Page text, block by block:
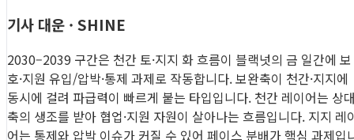
기사 대운 · SHINE
2030–2039 구간은 천간 토·지지 화 흐름이 블랙넛의 금 일간에 보
호·지원 유입/압박·통제 과제로 작동합니다. 보완축이 천간·지지에
동시에 걸려 파급력이 빠르게 붙는 타입입니다. 천간 레이어는 상
축의 생조를 받아 협업·지원 자원이 살아나는 흐름입니다. 지지 레
어는 통제와 압박 이슈가 커질 수 있어 페이스 분배가 핵심 과제입